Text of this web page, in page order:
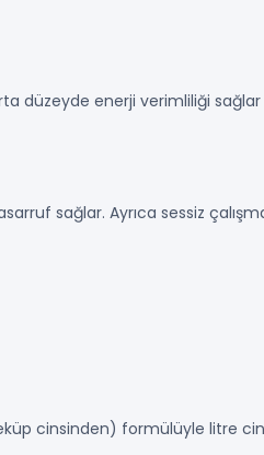
düzeyde enerji verimliliği
sağlar. Ayrıca sessiz
cinsinden) formülüyle litre